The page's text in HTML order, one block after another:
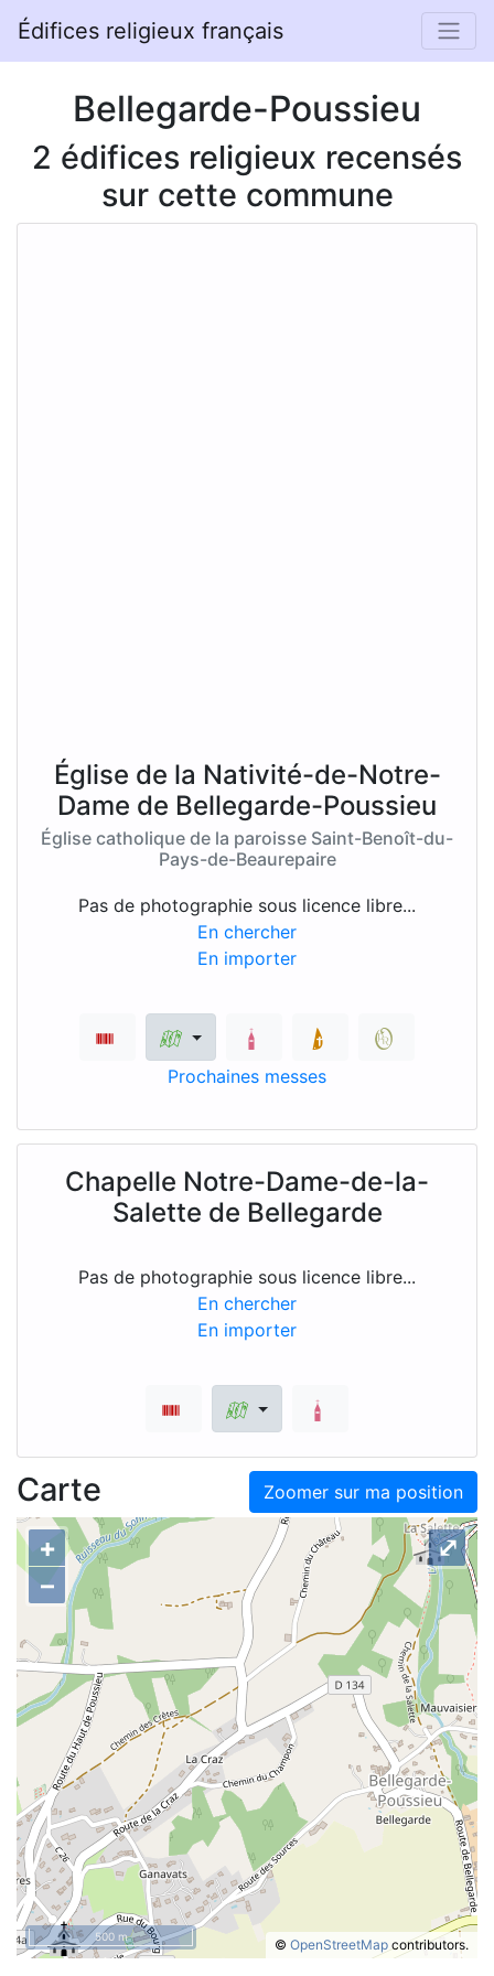
Édifices religieux français
Bellegarde-Poussieu
2 édifices religieux recensés
sur cette commune
Église de la Nativité-de-Notre-
Dame de Bellegarde-Poussieu
Église catholique de la paroisse Saint-Benoît-du-
Pays-de-Beaurepaire
Pas de photographie sous licence libre...
En chercher
En importer
Prochaines messes
Chapelle Notre-Dame-de-la-
Salette de Bellegarde
Pas de photographie sous licence libre...
En chercher
En importer
Zoomer sur ma position
Carte
+
–
© OpenStreetMap contributors.
⤢
500 m